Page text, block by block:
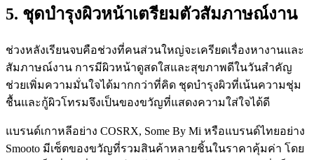
5. ชุดบำรุงผิวหน้าเตรียมตัวสัมภาษณ์งาน
ช่วงหลังเรียนจบคือช่วงที่คนส่วนใหญ่จะเครียดเรื่องหางานและ
สัมภาษณ์งาน การมีผิวหน้าดูสดใสและสุขภาพดีในวันสำคัญ
ช่วยเพิ่มความมั่นใจได้มากกว่าที่คิด ชุดบำรุงผิวที่เน้นความชุ่ม
ชื้นและกู้ผิวโทรมจึงเป็นของขวัญที่แสดงความใส่ใจได้ดี
แบรนด์เกาหลีอย่าง COSRX, Some By Mi หรือแบรนด์ไทยอย่าง
Smooto มีเซ็ตของขวัญที่รวมสินค้าหลายชิ้นในราคาคุ้มค่า โดย